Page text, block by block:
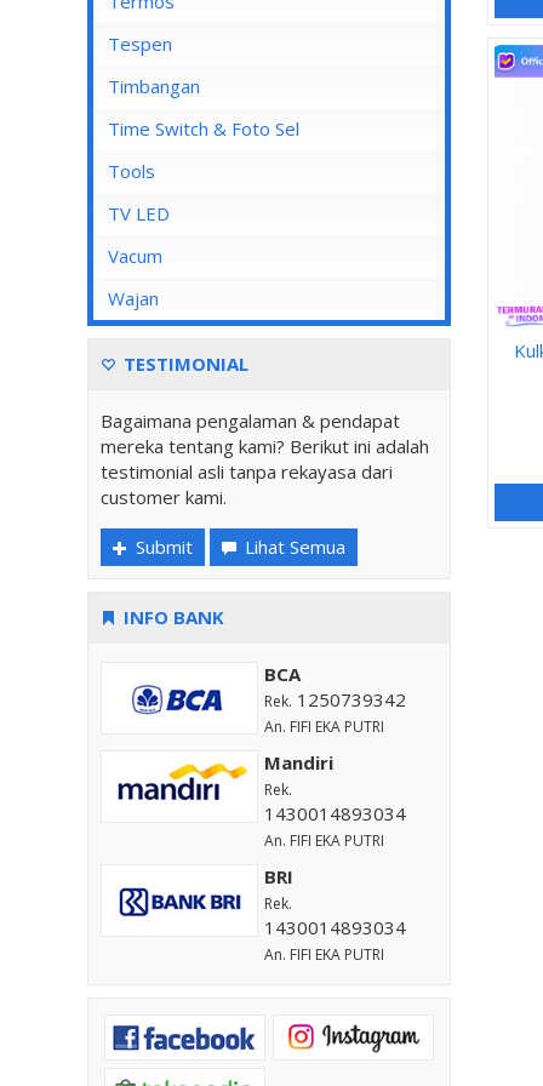
Stop Kontak AC
Stop Kontak CP
Stop Kontak Dinding
Stop Kontak Isi 2
Stop Kontak LAN/Data
Stop Kontak Lantai
Stop Kontak Telepon
Stop Kontak TV/Antena
Tespen
Timbangan
Time Switch & Foto Sel
Tools
TV LED
Vacum
Wajan
TESTIMONIAL
Bagaimana pengalaman & pendapat
mereka tentang kami? Berikut ini adalah
testimonial asli tanpa rekayasa dari
customer kami.
Submit Lihat Semua
INFO BANK
BCA
Rek. 1250739342
An. FIFI EKA PUTRI
Mandiri
Rek.
1430014893034
An. FIFI EKA PUTRI
BRI
Rek.
1430014893034
An. FIFI EKA PUTRI